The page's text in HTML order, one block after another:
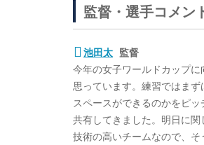
監督・選手コメン
池田太 監督
今年の女子ワールドカップ
思っています。練習ではま
スペースができるのかをピ
共有してきました。明日に
技術の高いチームなので、